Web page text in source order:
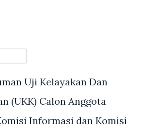
Uji Kelayakan Dan
(UKK) Calon Anggota
Informasi dan Komisi